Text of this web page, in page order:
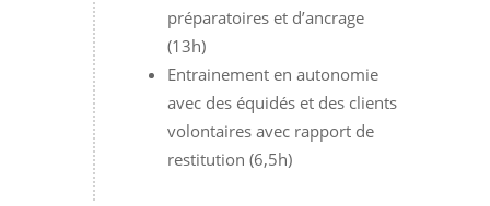
préparatoires et d’ancrage
(13h)
Entrainement en autonomie
avec des équidés et des clients
volontaires avec rapport de
restitution (6,5h)